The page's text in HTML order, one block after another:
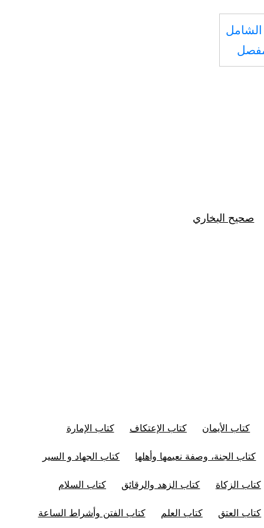
الشامل
صحيح البخاري
كتاب الأيمان كتاب الإعتكاف كتاب الإمارة
كتاب الجنة، وصفة نعيمها وأهلها كتاب الجهاد و السير
كتاب الزكاة كتاب الزهد والرقائق كتاب السلام
كتاب العتق كتاب العلم كتاب الفتن وأشراط الساعة